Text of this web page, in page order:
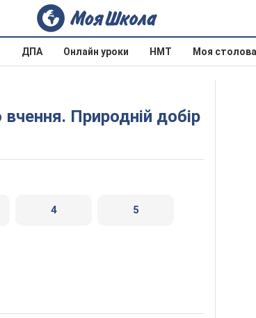
ДПА Онлайн уроки НМТ Моя
Природній добір
4 5